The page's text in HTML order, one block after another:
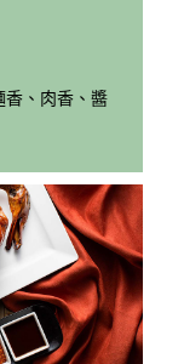
香、肉香、醬